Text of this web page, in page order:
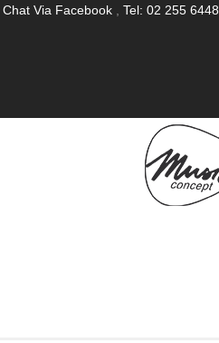
Chat Via Facebook Tel: 02 255 6448